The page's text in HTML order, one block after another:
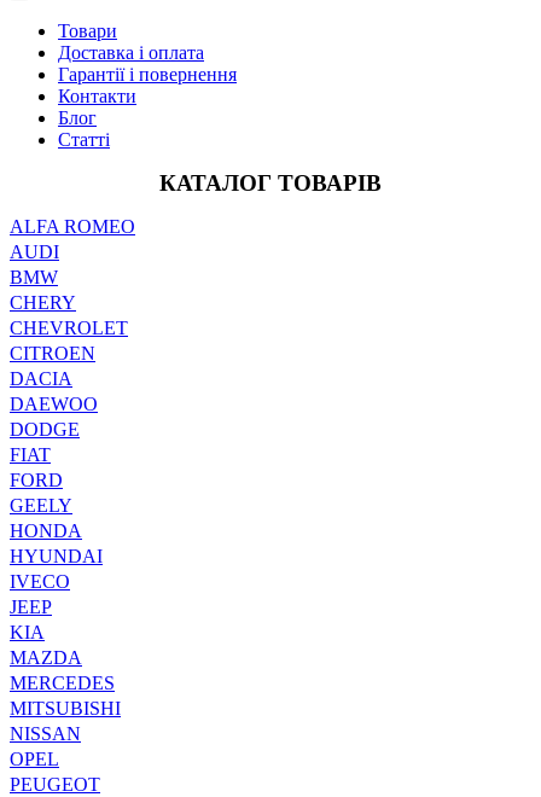
Товари
Доставка і оплата
Гарантії і повернення
Контакти
Блог
Статті
КАТАЛОГ ТОВАРІВ
ALFA ROMEO
AUDI
BMW
CHERY
CHEVROLET
CITROEN
DACIA
DAEWOO
DODGE
FIAT
FORD
GEELY
HONDA
HYUNDAI
IVECO
JEEP
KIA
MAZDA
MERCEDES
MITSUBISHI
NISSAN
OPEL
PEUGEOT